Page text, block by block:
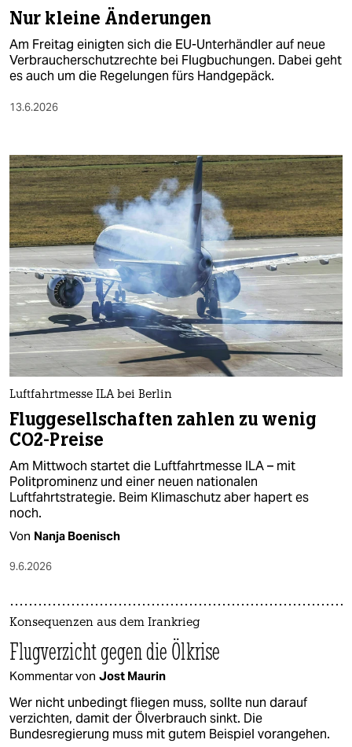
Nur kleine Änderungen
Am Freitag einigten sich die EU-Unterhändler auf neue
Verbraucherschutzrechte bei Flugbuchungen. Dabei geht
es auch um die Regelungen fürs Handgepäck.
13.6.2026
Luftfahrtmesse ILA bei Berlin
Fluggesellschaften zahlen zu wenig
CO2-Preise
Am Mittwoch startet die Luftfahrtmesse ILA – mit
Politprominenz und einer neuen nationalen
Luftfahrtstrategie. Beim Klimaschutz aber hapert es
noch.
Von Nanja Boenisch
9.6.2026
Konsequenzen aus dem Irankrieg
Flugverzicht gegen die Ölkrise
Kommentar von Jost Maurin
Wer nicht unbedingt fliegen muss, sollte nun darauf
verzichten, damit der Ölverbrauch sinkt. Die
Bundesregierung muss mit gutem Beispiel vorangehen.